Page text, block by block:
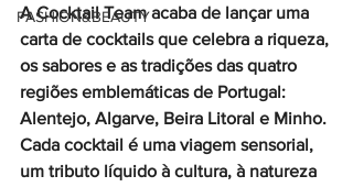
FASHION&BEAUTY
A Cocktail Team acaba de lançar uma
carta de cocktails que celebra a riqueza,
os sabores e as tradições das quatro
regiões emblemáticas de Portugal:
Alentejo, Algarve, Beira Litoral e Minho.
Cada cocktail é uma viagem sensorial,
um tributo líquido à cultura, à natureza